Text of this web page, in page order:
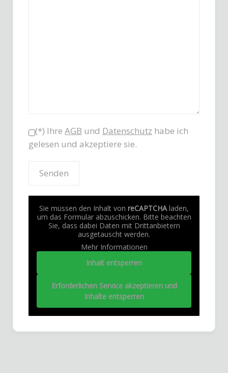
(*) Ihre AGB und Datenschutz habe ich
gelesen und akzeptiere sie.
Sie müssen den Inhalt von reCAPTCHAladen,
um das Formular abzuschicken. Bitte beachten
Sie, dass dabei Daten mit Drittanbietern
ausgetauscht werden.
Mehr Informationen
Inhalt entsperren
Erforderlichen Service akzeptieren und
Inhalte entsperren